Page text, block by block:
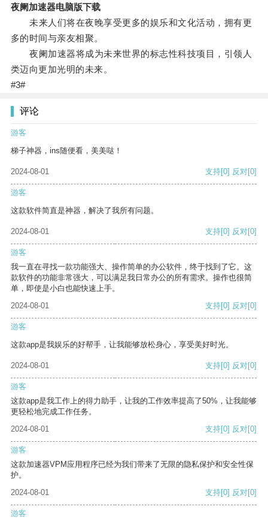
夜阑加速器电脑版下载
未来人们将在夜晚享受更多的娱乐和文化活动，拥有更
多的时间与亲友相聚。
夜阑加速器将成为未来世界的标志性科技项目，引领人
类迈向更加光明的未来。
#3#
评论
游客
梯子神器，ins随便看，美美哒！
2024-08-01 支持[0] 反对[0]
游客
这款软件简直是神器，解决了我所有问题。
2024-08-01 支持[0] 反对[0]
游客
我一直在寻找一款功能强大、操作简单的办公软件，终于找到了它。这
款软件的功能非常强大，可以满足我日常办公的所有需求。操作也很简
单，即使是小白也能快速上手。
2024-08-01
支持[0] 反对[0]
游客
这款app是我娱乐的好帮手，让我能够放松身心，享受美好时光。
2024-08-01 支持[0] 反对[0]
游客
这款app是我工作上的得力助手，让我的工作效率提高了50%，让我能够
更轻松地完成工作任务。
2024-08-01
支持[0] 反对[0]
游客
这款加速器VPM应用程序已经为我们带来了无限的隐私保护和安全性保
护。
2024-08-01
支持[0] 反对[0]
游客